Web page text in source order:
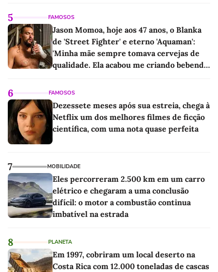
5 FAMOSOS
Jason Momoa, hoje aos 47 anos, o Blanka
de 'Street Fighter' e eterno 'Aquaman':
'Minha mãe sempre tomava cervejas de
qualidade. Ela acabou me criando bebendo
6 FAMOSOS
Dezessete meses após sua estreia, chega à
Netflix um dos melhores filmes de ficção
científica, com uma nota quase perfeita
7 MOBILIDADE
Eles percorreram 2.500 km em um carro
elétrico e chegaram a uma conclusão
difícil: o motor a combustão continua
imbatível na estrada
8 PLANETA
Em 1997, cobriram um local deserto na
Costa Rica com 12.000 toneladas de cascas